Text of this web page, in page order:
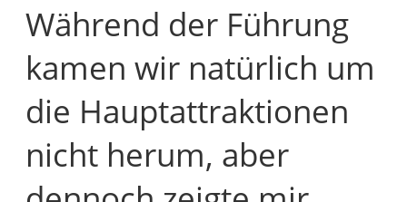
Während der Führung
kamen wir natürlich um
die Hauptattraktionen
nicht herum, aber